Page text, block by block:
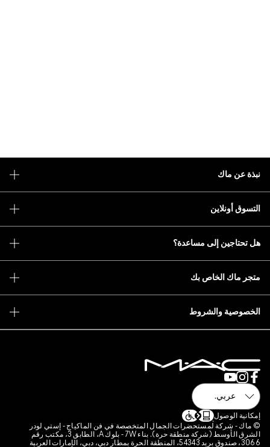
فن الماكياج - إستي لودر
الشرق الأوسط (شركة منطقة حرة). بناء 7W - بلوك A، الطابق 3، مكتب رقم
الحرة بمطار دبي، دبي، الإمارات العربية